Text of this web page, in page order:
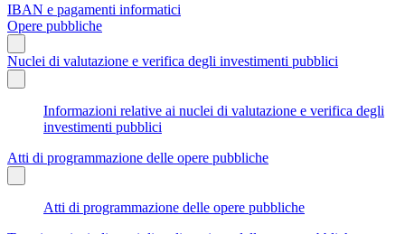
IBAN e pagamenti informatici
Opere pubbliche
Nuclei di valutazione e verifica degli investimenti pubblici
Informazioni relative ai nuclei di valutazione e verifica degli
investimenti pubblici
Atti di programmazione delle opere pubbliche
Atti di programmazione delle opere pubbliche